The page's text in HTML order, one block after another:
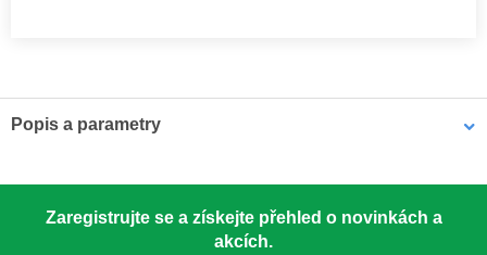
Popis a parametry
navržen pro čištění rámu a komponentů při maximální šetrnosti k
citlivým povrchům. Nový design nabízí odolnou, nárazuvzdornou
rukojeť, která neklouže ani v náročných podmínkách, zvětšenou
Zaregistrujte se a získejte přehled o novinkách a
akcích.